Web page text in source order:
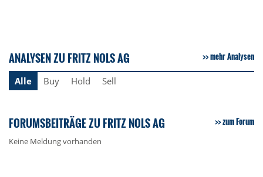
ANALYSEN ZU FRITZ NOLS AG mehr Analysen
Alle Buy Hold Sell
FORUMSBEITRÄGE ZU FRITZ NOLS AG zum Forum
Keine Meldung vorhanden